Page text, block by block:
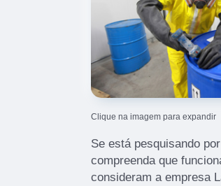
Clique na imagem para expandir
Se está pesquisando
compreenda que
consideram a empresa